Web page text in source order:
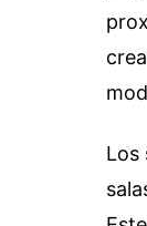
Los